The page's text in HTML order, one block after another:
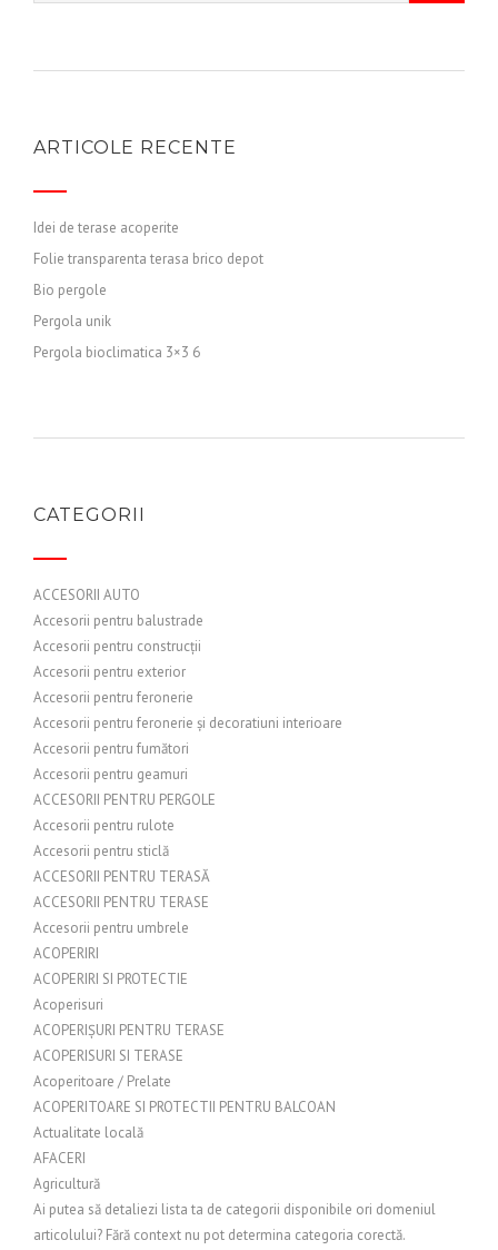
ARTICOLE RECENTE
Idei de terase acoperite
Folie transparenta terasa brico depot
Bio pergole
Pergola unik
Pergola bioclimatica 3×3 6
CATEGORII
ACCESORII AUTO
Accesorii pentru balustrade
Accesorii pentru construcții
Accesorii pentru exterior
Accesorii pentru feronerie
Accesorii pentru feronerie și decoratiuni interioare
Accesorii pentru fumători
Accesorii pentru geamuri
ACCESORII PENTRU PERGOLE
Accesorii pentru rulote
Accesorii pentru sticlă
ACCESORII PENTRU TERASĂ
ACCESORII PENTRU TERASE
Accesorii pentru umbrele
ACOPERIRI
ACOPERIRI SI PROTECTIE
Acoperisuri
ACOPERIȘURI PENTRU TERASE
ACOPERISURI SI TERASE
Acoperitoare / Prelate
ACOPERITOARE SI PROTECTII PENTRU BALCOAN
Actualitate locală
AFACERI
Agricultură
Ai putea să detaliezi lista ta de categorii disponibile ori domeniul
articolului? Fără context nu pot determina categoria corectă.